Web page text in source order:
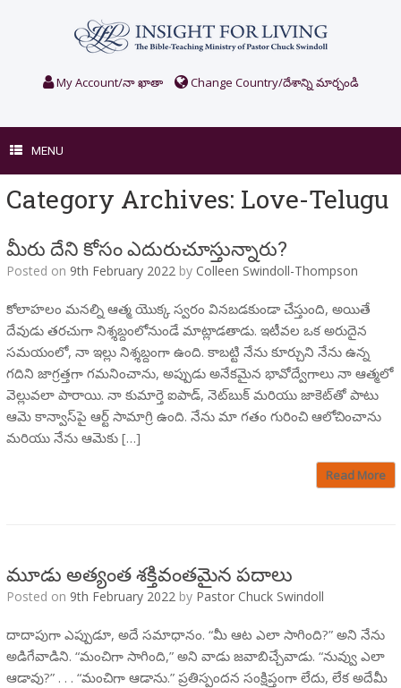
My Account/నా ఖాతా Change Country/దేశాన్ని మార్చండి
MENU
Category Archives: Love-Telugu
మీరు దేని కోసం ఎదురుచూస్తున్నారు?
Posted on 9th February 2022 by Colleen Swindoll-Thompson
కోలాహలం మనల్ని ఆత్మ యొక్క స్వరం వినబడకుండా చేస్తుంది, అయితే
దేవుడు తరచుగా నిశ్శబ్దంలోనుండే మాట్లాడతాడు. ఇటీవల ఒక అరుదైన
సమయంలో, నా ఇల్లు నిశ్శబ్దంగా ఉంది. కాబట్టి నేను కూర్చుని నేను ఉన్న
గదిని జాగ్రత్తగా గమనించాను, అప్పుడు అనేకమైన భావోద్వేగాలు నా ఆత్మలో
వెల్లువలా పారాయి. నా కుమార్తె ఐపాడ్, నెట్‌బుక్ మరియు జాకెట్‌తో పాటు
ఆమె కాన్వాస్‌పై ఆర్ట్ సామాగ్రి ఉంది. నేను మా గతం గురించి ఆలోచించాను
మరియు నేను ఆమెకు […]
Read More
మూడు అత్యంత శక్తివంతమైన పదాలు
Posted on 9th February 2022 by Pastor Chuck Swindoll
దాదాపుగా ఎప్పుడూ, అదే సమాధానం. “మీ ఆట ఎలా సాగింది?” అని నేను
అడిగేవాడిని. “మంచిగా సాగింది,” అని వాడు జవాబిచ్చేవాడు. “నువ్వు ఎలా
ఆడావు?” . . . “మంచిగా ఆడాను.” ప్రతిస్పందన సంక్షిప్తంగా లేదు, లేక అదేమీ